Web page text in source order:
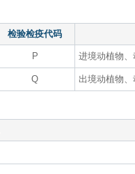
检验检疫代码
P 进境动植物
Q 出境动植物